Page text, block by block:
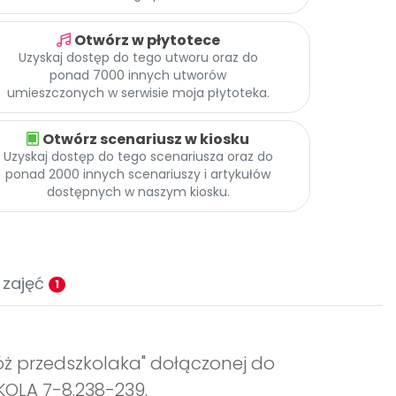
Otwórz w płytotece
Uzyskaj dostęp do tego utworu oraz do
ponad 7000 innych utworów
umieszczonych w serwisie moja płytoteka.
Otwórz scenariusz w kiosku
Uzyskaj dostęp do tego scenariusza oraz do
ponad 2000 innych scenariuszy i artykułów
dostępnych w naszym kiosku.
1
przedszkolaka" dołączonej do
7-8.238-239.